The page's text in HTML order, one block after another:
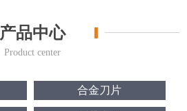
产品中心
Product center
合金刀片